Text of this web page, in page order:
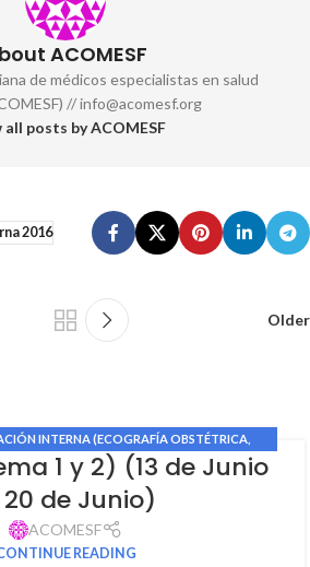
ACOMESF
de médicos especialistas en salud
// info@acomesf.org
all posts by ACOMESF
2016
Older
INTERNA (ECOGRAFÍA OBSTÉTRICA,
Y DOPPLER MATERNO FETAL)
1 y 2) (13 de Junio
de Junio)
ACOMESF
READING